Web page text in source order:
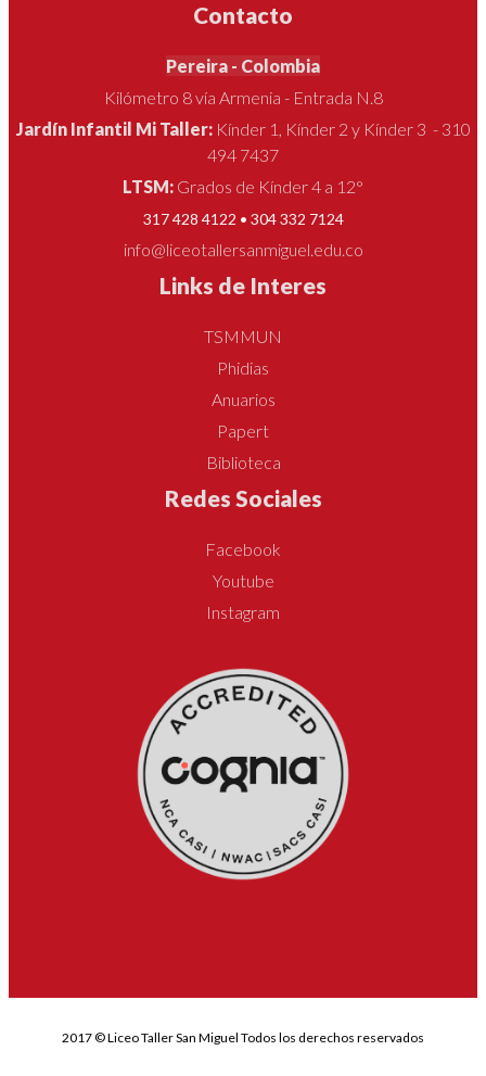
Contacto
Pereira - Colombia
Kilómetro 8 vía Armenia - Entrada N.8
Jardín Infantil Mi Taller: Kínder 1, Kínder 2 y Kínder 3 - 310
494 7437
LTSM: Grados de Kínder 4 a 12°
317 428 4122 • 304 332 7124
info@liceotallersanmiguel.edu.co
Links de Interes
TSMMUN
Phidias
Anuarios
Papert
Biblioteca
Redes Sociales
Facebook
Youtube
Instagram
2017 © Liceo Taller San Miguel Todos los derechos reservados